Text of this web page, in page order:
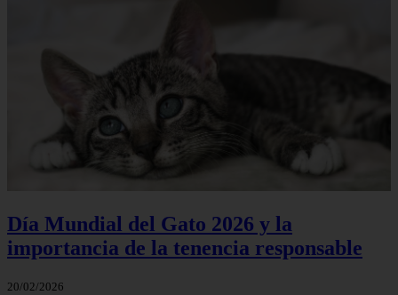
Día Mundial del Gato 2026 y la
importancia de la tenencia responsable
20/02/2026